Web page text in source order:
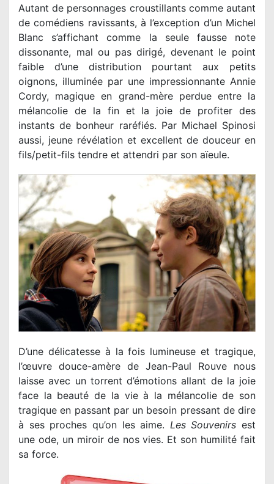
Autant de personnages croustillants comme autant
de comédiens ravissants, à l’exception d’un Michel
Blanc s’affichant comme la seule fausse note
dissonante, mal ou pas dirigé, devenant le point
faible d’une distribution pourtant aux petits
oignons, illuminée par une impressionnante Annie
Cordy, magique en grand-mère perdue entre la
mélancolie de la fin et la joie de profiter des
instants de bonheur raréfiés. Par Michael Spinosi
aussi, jeune révélation et excellent de douceur en
fils/petit-fils tendre et attendri par son aïeule.
D’une délicatesse à la fois lumineuse et tragique,
l’œuvre douce-amère de Jean-Paul Rouve nous
laisse avec un torrent d’émotions allant de la joie
face la beauté de la vie à la mélancolie de son
tragique en passant par un besoin pressant de dire
à ses proches qu’on les aime. Les Souvenirs est
une ode, un miroir de nos vies. Et son humilité fait
sa force.